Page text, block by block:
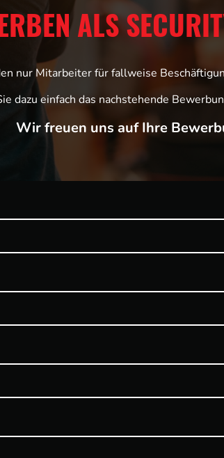
ALS
nur Mitarbeiter für fallweise
dazu einfach das nachstehende
Wir freuen uns auf Ihre